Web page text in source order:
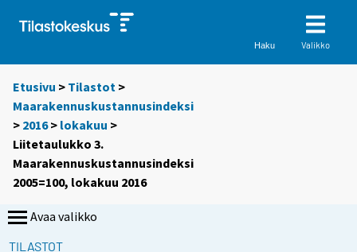
Haku Valikko
Etusivu > Tilastot >
Maarakennuskustannusindeksi
> 2016> lokakuu >
Liitetaulukko 3.
Maarakennuskustannusindeksi
2005=100, lokakuu 2016
Avaa valikko
TILASTOT